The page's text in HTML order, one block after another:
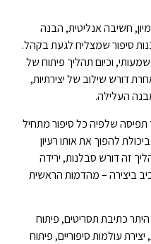
חשיבה אנליטית, הבנה
סיפור שמצליח לגעת בקהל.
וכיום תהליך פיתוח של
דורש שילוב של יצירתיות,
העלילה.
תפיסה שלפיה כל סיפור מתחיל
להפוך את אותו רעיון
זה דורש סבלנות, ירידה
ביצירה – מהדמות הראשית
היתר כתיבת תסריטים, פיתוח
יצירת עולמות סיפוריים, פיתוח